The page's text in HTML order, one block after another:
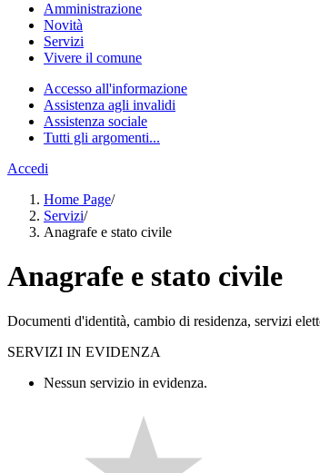
Amministrazione
Novità
Servizi
Vivere il comune
Accesso all'informazione
Assistenza agli invalidi
Assistenza sociale
Tutti gli argomenti...
Accedi
Home Page/
Servizi/
Anagrafe e stato civile
Anagrafe e stato civile
Documenti d'identità, cambio di residenza, servizi
SERVIZI IN EVIDENZA
Nessun servizio in evidenza.